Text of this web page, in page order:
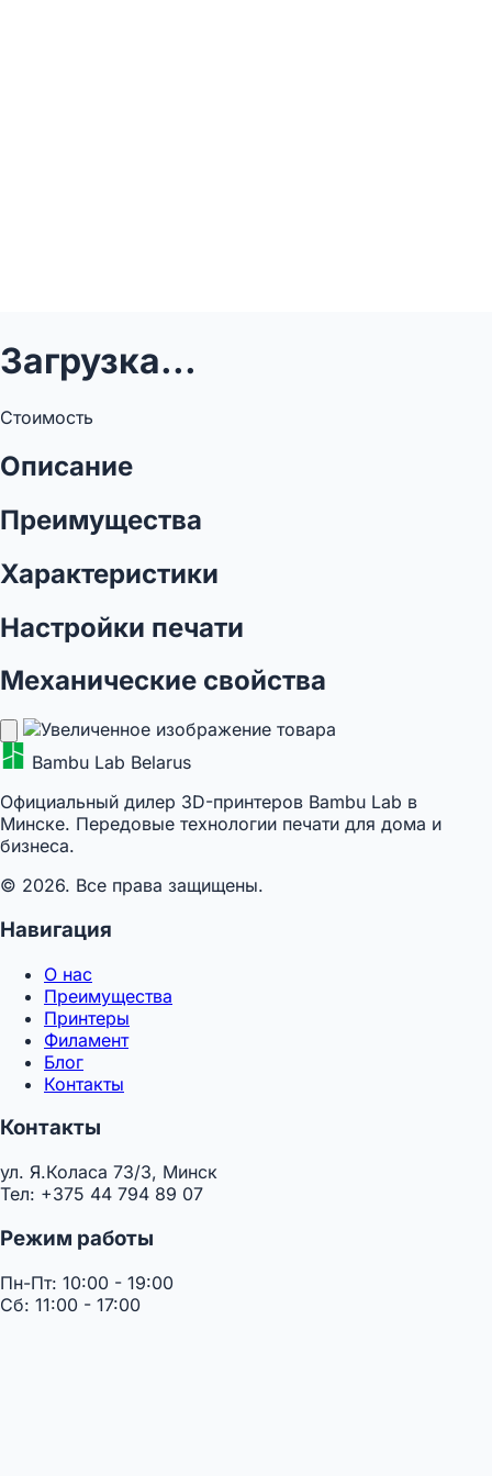
Загрузка...
Стоимость
Описание
Преимущества
Характеристики
Настройки печати
Механические свойства
Bambu Lab Belarus
Официальный дилер 3D-принтеров Bambu Lab в
Минске. Передовые технологии печати для дома и
бизнеса.
© 2026. Все права защищены.
Навигация
О нас
Преимущества
Принтеры
Филамент
Блог
Контакты
Контакты
ул. Я.Коласа 73/3, Минск
Тел: +375 44 794 89 07
Режим работы
Пн-Пт: 10:00 - 19:00
Сб: 11:00 - 17:00